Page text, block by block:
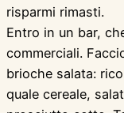
risparmi rimasti.
Entro in un bar,
commerciali.
brioche salata:
quale cereale,